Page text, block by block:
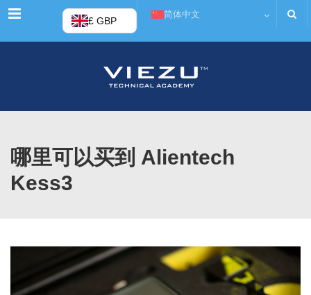
菜单 £ GBP
简体中文
哪里可以买到 Alientech
Kess3